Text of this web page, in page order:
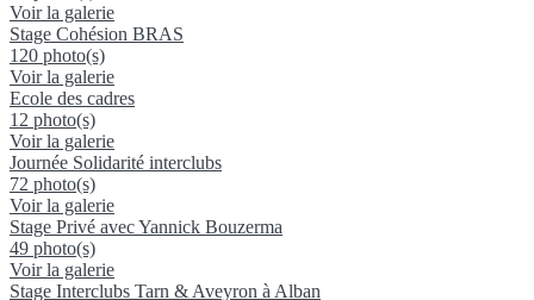
Voir la galerie
Stage Cohésion BRAS
120 photo(s)
Voir la galerie
Ecole des cadres
12 photo(s)
Voir la galerie
Journée Solidarité interclubs
72 photo(s)
Voir la galerie
Stage Privé avec Yannick Bouzerma
49 photo(s)
Voir la galerie
Stage Interclubs Tarn & Aveyron à Alban